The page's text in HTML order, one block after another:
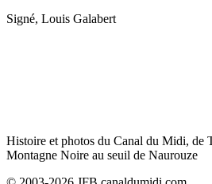
Signé, Louis Galabert
Histoire et photos du Canal du Midi, de
Montagne Noire au seuil de Naurouze